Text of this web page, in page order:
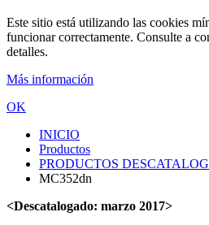
Este sitio está utilizando las cookies
funcionar correctamente. Consulte a
detalles.
Más información
OK
INICIO
Productos
PRODUCTOS
MC352dn
<Descatalogado: marzo 2017>